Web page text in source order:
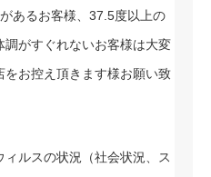
あるお客様、37.5度以上の
がすぐれないお客様は大変
お控え頂きます様お願い致
ィルスの状況（社会状況、ス